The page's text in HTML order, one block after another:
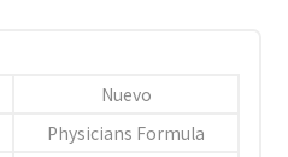
Nuevo
Physicians Formula